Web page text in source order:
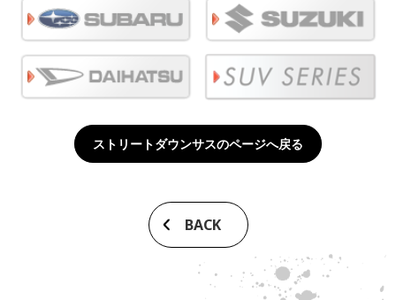
ストリートダウンサスのページへ戻る
BACK